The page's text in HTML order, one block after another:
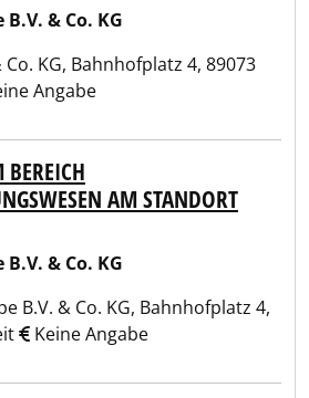
& Co. KG
KG, Bahnhofplatz 4, 89073
Angabe
AM STANDORT
& Co. KG
B.V. & Co. KG, Bahnhofplatz 4,
Keine Angabe